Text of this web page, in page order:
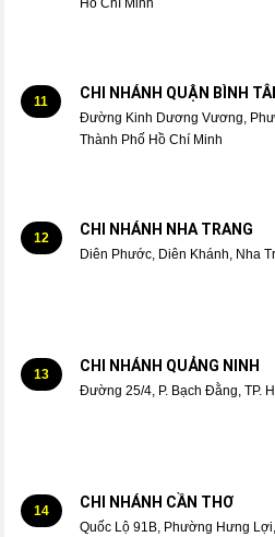
Hồ Chí Minh
11 CHI NHÁNH QUẬN BÌNH
Đường Kinh Dương Vương,
Thành Phố Hồ Chí Minh
12 CHI NHÁNH NHA TRANG
Diên Phước, Diên Khánh, Nha
13 CHI NHÁNH QUẢNG NINH
Đường 25/4, P. Bạch Đằng, TP.
14 CHI NHÁNH CẦN THƠ
Quốc Lộ 91B, Phường Hưng